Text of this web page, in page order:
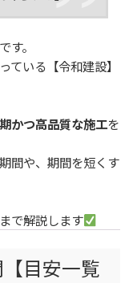
です。
ている【令和建設】
かつ高品質な施工を
間や、期間を短くす
で解説します
目安一覧